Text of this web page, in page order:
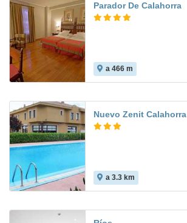
Parador De Calahorra
a 466 m
Nuevo Zenit Calahorra
a 3.3 km